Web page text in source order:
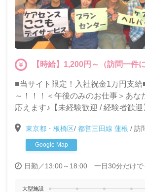
【時給】1,200円～（訪問一件
■当サイト限定！入社祝金1万円支給
～！！！＜午後のみのお仕事＞あな
応えます♪【未経験歓迎 / 経験者歓
東京都・板橋区/ 都営三田線 蓮根 / 訪
Google Map
日勤／13:00～18:00 一日30分だけで
大型施設